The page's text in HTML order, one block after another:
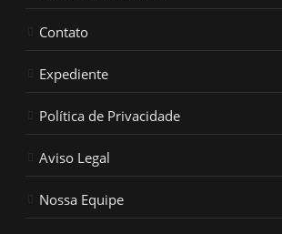
Contato
Expediente
Política de Privacidade
Aviso Legal
Nossa Equipe